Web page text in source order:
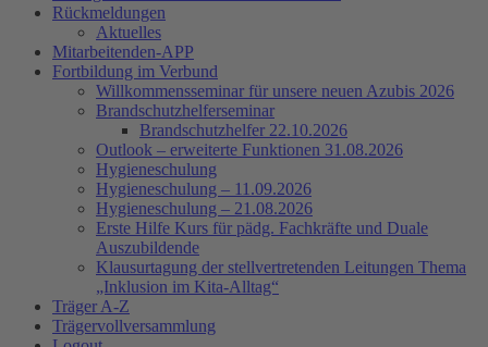
Rückmeldungen
Aktuelles
Mitarbeitenden-APP
Fortbildung im Verbund
Willkommensseminar für unsere neuen Azubis 2026
Brandschutzhelferseminar
Brandschutzhelfer 22.10.2026
Outlook – erweiterte Funktionen 31.08.2026
Hygieneschulung
Hygieneschulung – 11.09.2026
Hygieneschulung – 21.08.2026
Erste Hilfe Kurs für pädg. Fachkräfte und Duale
Auszubildende
Klausurtagung der stellvertretenden Leitungen Thema
„Inklusion im Kita-Alltag“
Träger A-Z
Trägervollversammlung